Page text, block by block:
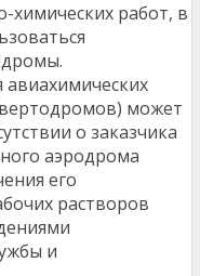
химических работ, в
может
о заказчика
аэродрома
его
растворов
и